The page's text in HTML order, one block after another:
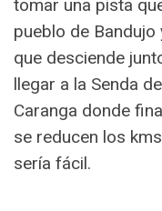
tomar una pista
pueblo de
que desciende
llegar a la Senda
Caranga donde
se reducen los
sería fácil.